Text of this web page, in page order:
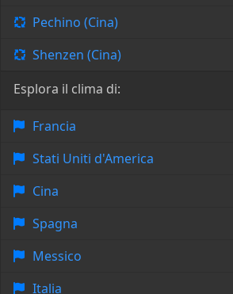
Pechino (Cina)
Shenzen (Cina)
Esplora il clima di:
Francia
Stati Uniti d'America
Cina
Spagna
Messico
Italia